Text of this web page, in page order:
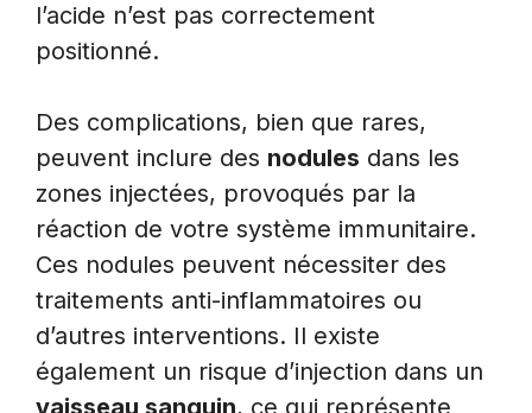
l’acide n’est pas correctement
positionné.
Des complications, bien que rares,
peuvent inclure des nodules dans les
zones injectées, provoqués par la
réaction de votre système immunitaire.
Ces nodules peuvent nécessiter des
traitements anti-inflammatoires ou
d’autres interventions. Il existe
également un risque d’injection dans un
vaisseau sanguin, ce qui représente